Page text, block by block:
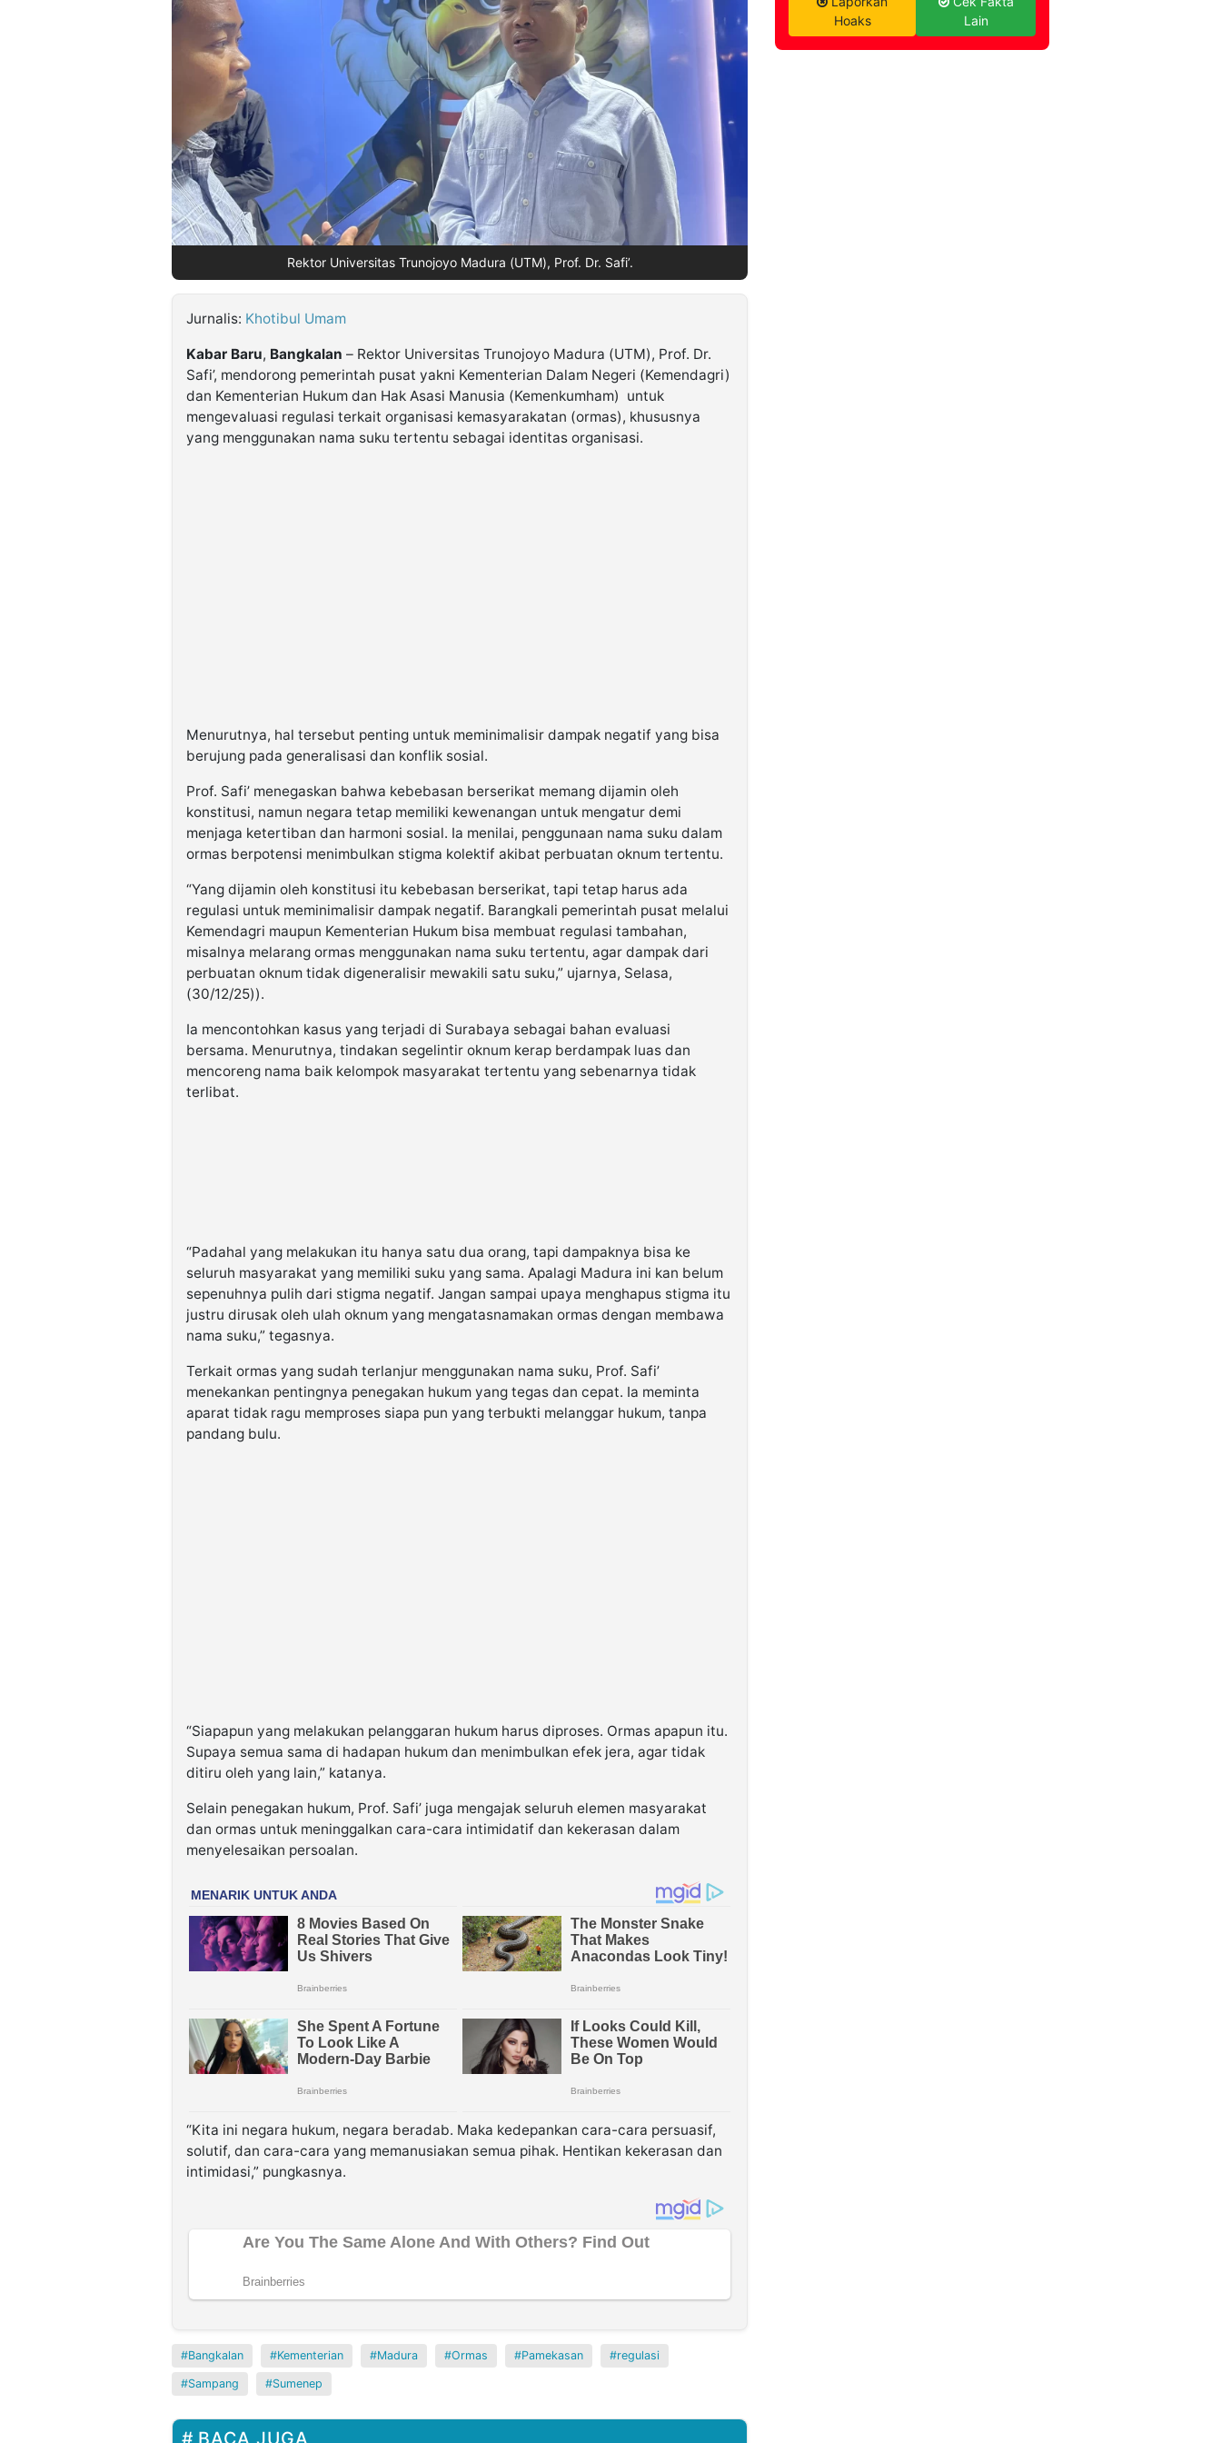
Rektor Universitas Trunojoyo Madura (UTM), Prof. Dr. Safi’.
Jurnalis: Khotibul Umam
Kabar Baru, Bangkalan – Rektor Universitas Trunojoyo Madura (UTM), Prof. Dr.
Safi’, mendorong pemerintah pusat yakni Kementerian Dalam Negeri (Kemendagri)
dan Kementerian Hukum dan Hak Asasi Manusia (Kemenkumham) untuk
mengevaluasi regulasi terkait organisasi kemasyarakatan (ormas), khususnya
yang menggunakan nama suku tertentu sebagai identitas organisasi.
Menurutnya, hal tersebut penting untuk meminimalisir dampak negatif yang bisa
berujung pada generalisasi dan konflik sosial.
Prof. Safi’ menegaskan bahwa kebebasan berserikat memang dijamin oleh
konstitusi, namun negara tetap memiliki kewenangan untuk mengatur demi
menjaga ketertiban dan harmoni sosial. Ia menilai, penggunaan nama suku dalam
ormas berpotensi menimbulkan stigma kolektif akibat perbuatan oknum tertentu.
“Yang dijamin oleh konstitusi itu kebebasan berserikat, tapi tetap harus ada
regulasi untuk meminimalisir dampak negatif. Barangkali pemerintah pusat melalui
Kemendagri maupun Kementerian Hukum bisa membuat regulasi tambahan,
misalnya melarang ormas menggunakan nama suku tertentu, agar dampak dari
perbuatan oknum tidak digeneralisir mewakili satu suku,” ujarnya, Selasa,
(30/12/25)).
Ia mencontohkan kasus yang terjadi di Surabaya sebagai bahan evaluasi
bersama. Menurutnya, tindakan segelintir oknum kerap berdampak luas dan
mencoreng nama baik kelompok masyarakat tertentu yang sebenarnya tidak
terlibat.
“Padahal yang melakukan itu hanya satu dua orang, tapi dampaknya bisa ke
seluruh masyarakat yang memiliki suku yang sama. Apalagi Madura ini kan belum
sepenuhnya pulih dari stigma negatif. Jangan sampai upaya menghapus stigma itu
justru dirusak oleh ulah oknum yang mengatasnamakan ormas dengan membawa
nama suku,” tegasnya.
Terkait ormas yang sudah terlanjur menggunakan nama suku, Prof. Safi’
menekankan pentingnya penegakan hukum yang tegas dan cepat. Ia meminta
aparat tidak ragu memproses siapa pun yang terbukti melanggar hukum, tanpa
pandang bulu.
“Siapapun yang melakukan pelanggaran hukum harus diproses. Ormas apapun itu.
Supaya semua sama di hadapan hukum dan menimbulkan efek jera, agar tidak
ditiru oleh yang lain,” katanya.
Selain penegakan hukum, Prof. Safi’ juga mengajak seluruh elemen masyarakat
dan ormas untuk meninggalkan cara-cara intimidatif dan kekerasan dalam
menyelesaikan persoalan.
“Kita ini negara hukum, negara beradab. Maka kedepankan cara-cara persuasif,
solutif, dan cara-cara yang memanusiakan semua pihak. Hentikan kekerasan dan
intimidasi,” pungkasnya.
Bangkalan Kementerian Madura Ormas Pamekasan regulasi
Sampang Sumenep
Hoaks
Lain